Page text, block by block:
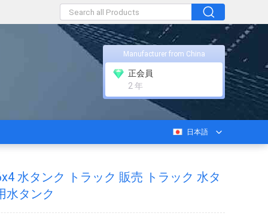
Manufacturer from China
正会員
2 年
日本語
水タンク トラック 販売 トラック 水タ
水タンク